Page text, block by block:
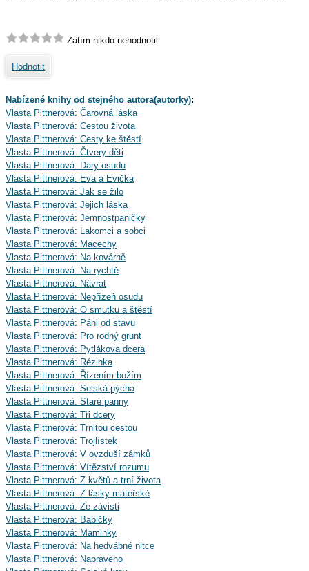
Zatím nikdo nehodnotil.
Hodnotit
Nabízené knihy od stejného autora(autorky):
Vlasta Pittnerová: Čarovná láska
Vlasta Pittnerová: Cestou života
Vlasta Pittnerová: Cesty ke štěstí
Vlasta Pittnerová: Čtvery děti
Vlasta Pittnerová: Dary osudu
Vlasta Pittnerová: Eva a Evička
Vlasta Pittnerová: Jak se žilo
Vlasta Pittnerová: Jejich láska
Vlasta Pittnerová: Jemnostpaničky
Vlasta Pittnerová: Lakomci a sobci
Vlasta Pittnerová: Macechy
Vlasta Pittnerová: Na kovárně
Vlasta Pittnerová: Na rychtě
Vlasta Pittnerová: Návrat
Vlasta Pittnerová: Nepřízeň osudu
Vlasta Pittnerová: O smutku a štěstí
Vlasta Pittnerová: Páni od stavu
Vlasta Pittnerová: Pro rodný grunt
Vlasta Pittnerová: Pytlákova dcera
Vlasta Pittnerová: Rézinka
Vlasta Pittnerová: Řízením božím
Vlasta Pittnerová: Selská pýcha
Vlasta Pittnerová: Staré panny
Vlasta Pittnerová: Tři dcery
Vlasta Pittnerová: Trnitou cestou
Vlasta Pittnerová: Trojlístek
Vlasta Pittnerová: V ovzduší zámků
Vlasta Pittnerová: Vítězství rozumu
Vlasta Pittnerová: Z květů a trní života
Vlasta Pittnerová: Z lásky mateřské
Vlasta Pittnerová: Ze závisti
Vlasta Pittnerová: Babičky
Vlasta Pittnerová: Maminky
Vlasta Pittnerová: Na hedvábné nitce
Vlasta Pittnerová: Napraveno